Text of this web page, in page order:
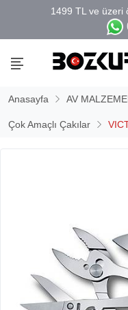
Anasayfa AV
Çok Amaçlı Çakılar